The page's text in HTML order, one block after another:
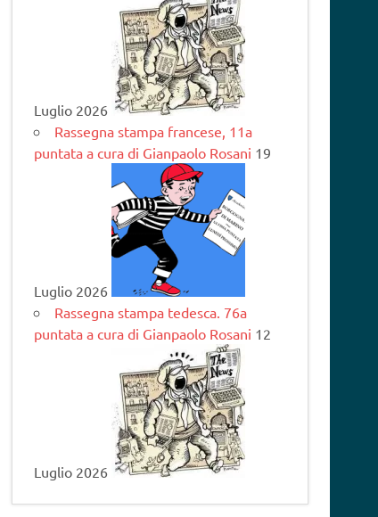
Luglio 2026
Rassegna stampa francese, 11a
puntata a cura di Gianpaolo Rosani 19
Luglio 2026
Rassegna stampa tedesca. 76a
puntata a cura di Gianpaolo Rosani 12
Luglio 2026